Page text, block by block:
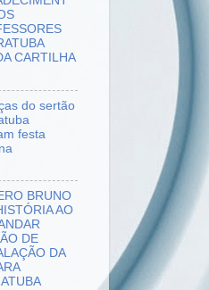
CARTILHA
do sertão
festa
BRUNO
AO
DE
DA